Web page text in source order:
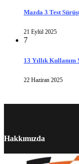
Mazda 3 Test
21 Eylül 2025
7
13 Yıllık Kullanım
22 Haziran 2025
Hakkımızda